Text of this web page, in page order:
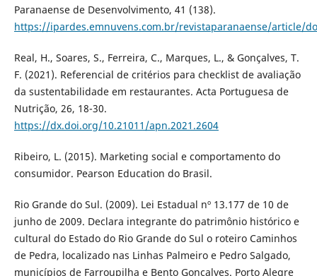
Paranaense de Desenvolvimento, 41 (138).
https://ipardes.emnuvens.com.br/revistaparanaense/article/
Real, H., Soares, S., Ferreira, C., Marques, L., & Gonçalves, T.
F. (2021). Referencial de critérios para checklist de avaliação
da sustentabilidade em restaurantes. Acta Portuguesa de
Nutrição, 26, 18-30.
https://dx.doi.org/10.21011/apn.2021.2604
Ribeiro, L. (2015). Marketing social e comportamento do
consumidor. Pearson Education do Brasil.
Rio Grande do Sul. (2009). Lei Estadual nº 13.177 de 10 de
junho de 2009. Declara integrante do patrimônio histórico e
cultural do Estado do Rio Grande do Sul o roteiro Caminhos
de Pedra, localizado nas Linhas Palmeiro e Pedro Salgado,
municípios de Farroupilha e Bento Gonçalves. Porto Alegre